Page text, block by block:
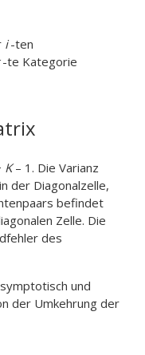
i -ten
-te Kategorie
K– 1. Die Varianz
der Diagonalzelle,
befindet
Zelle. Die
des
und
der Umkehrung der